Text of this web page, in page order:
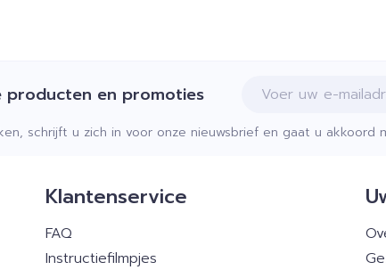
producten en promoties
schrijft u zich in voor onze nieuwsbrief en gaat u akkoord
Klantenservice
FAQ
Instructiefilmpjes